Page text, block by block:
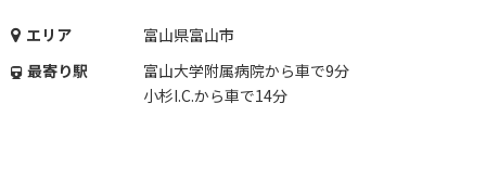
エリア
富山県富山市
最寄り駅
富山大学附属病院から車で9分
小杉I.C.から車で14分